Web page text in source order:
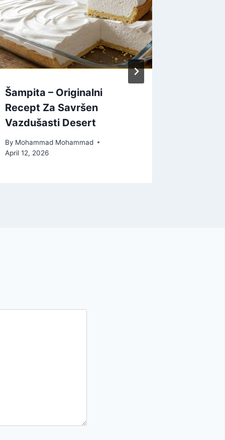
Šampita – Originalni
Recept Za Savršen
Vazdušasti Desert
By Mohammad Mohammad
April 12, 2026